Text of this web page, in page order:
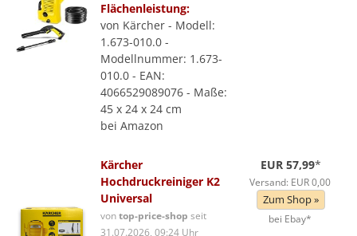
Flächenleistung:
von Kärcher - Modell:
1.673-010.0 -
Modellnummer: 1.673-
010.0 - EAN:
4066529089076 - Maße:
45 x 24 x 24 cm
bei Amazon
Kärcher
Hochdruckreiniger K2
Universal
vontop-price-shop seit
31.07.2026, 09:24 Uhr
EUR 57,99*
Versand: EUR 0,00
Zum Shop »
bei Ebay*